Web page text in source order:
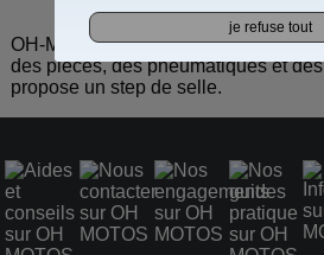
OH-MOTOS le spécialiste de
des pièces, des pneumatiques et
propose un step de selle.